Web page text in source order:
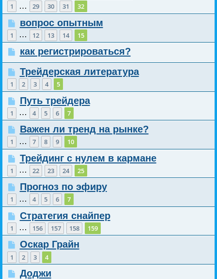
1 … 29 30 31 32
вопрос опытным
1 … 12 13 14 15
как регистрироваться?
Трейдерская литература
1 2 3 4 5
Путь трейдера
1 … 4 5 6 7
Важен ли тренд на рынке?
1 … 7 8 9 10
Трейдинг с нулем в кармане
1 … 22 23 24 25
Прогноз по эфиру
1 … 4 5 6 7
Стратегия снайпер
1 … 156 157 158 159
Оскар Грайн
1 2 3 4
Доджи